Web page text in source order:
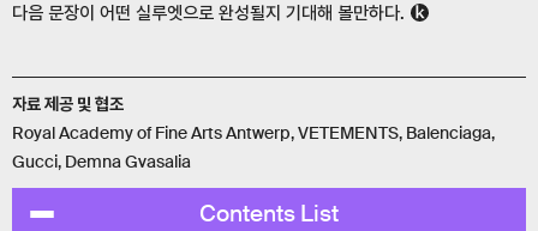
자료 제공 및 협조
Royal Academy of Fine Arts Antwerp, VETEMENTS, Balenciaga,
Gucci, Demna Gvasalia
다음 문장이 어떤 실루엣으로 완성될지 기대해 볼만하다.
Contents List